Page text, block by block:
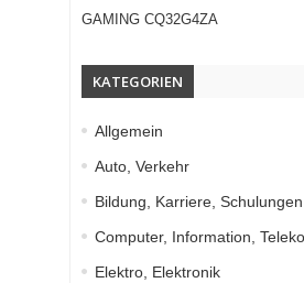
GAMING CQ32G4ZA
KATEGORIEN
Allgemein
Auto, Verkehr
Bildung, Karriere, Schulungen
Computer, Information,
Elektro, Elektronik